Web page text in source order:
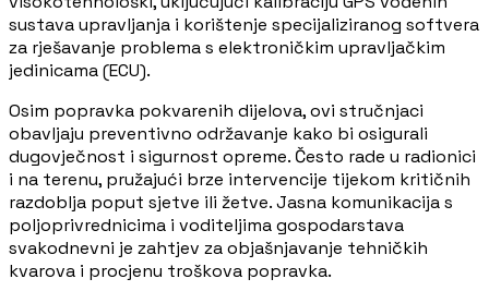
sustava upravljanja i korištenje specijaliziranog softvera
za rješavanje problema s elektroničkim upravljačkim
jedinicama (ECU).
Osim popravka pokvarenih dijelova, ovi stručnjaci
obavljaju preventivno održavanje kako bi osigurali
dugovječnost i sigurnost opreme. Često rade u radionici
i na terenu, pružajući brze intervencije tijekom kritičnih
razdoblja poput sjetve ili žetve. Jasna komunikacija s
poljoprivrednicima i voditeljima gospodarstava
svakodnevni je zahtjev za objašnjavanje tehničkih
kvarova i procjenu troškova popravka.